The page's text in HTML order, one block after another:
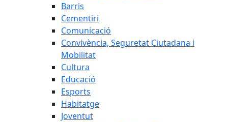
Barris
Cementiri
Comunicació
Convivència, Seguretat Ciutadana i
Mobilitat
Cultura
Educació
Esports
Habitatge
Joventut